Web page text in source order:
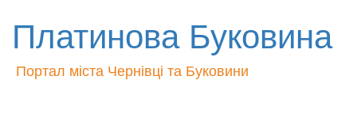
Платинова Буковина
Портал міста Чернівці та Буковини